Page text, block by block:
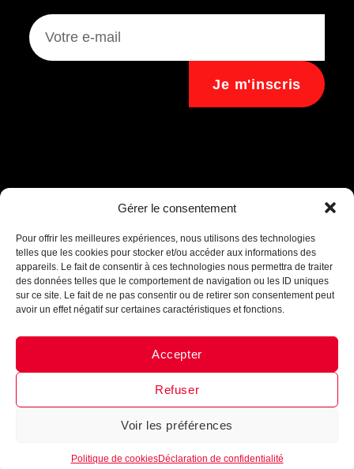
Gérer le consentement
Pour offrir les meilleures expériences, nous utilisons des technologies
telles que les cookies pour stocker et/ou accéder aux informations des
appareils. Le fait de consentir à ces technologies nous permettra de traiter
des données telles que le comportement de navigation ou les ID uniques
sur ce site. Le fait de ne pas consentir ou de retirer son consentement peut
avoir un effet négatif sur certaines caractéristiques et fonctions.
Accepter
Refuser
Voir les préférences
Politique de cookiesDéclaration de confidentialité
Assistant B.EASE
Messenger · Instagram
Je m'inscris